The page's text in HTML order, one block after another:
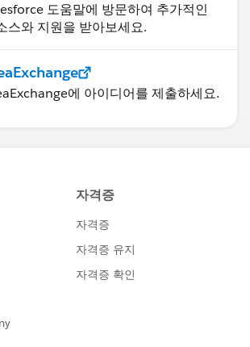
도움말에 방문하여 추가적인
스와 지원을 받아보세요.
에 아이디어를 제출하세요.